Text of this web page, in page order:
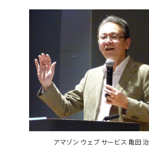
アマゾン ウェブ サービス 亀田